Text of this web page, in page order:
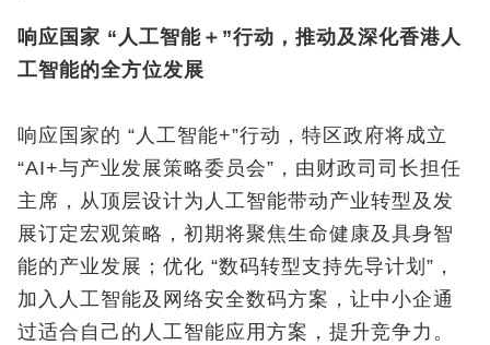
响应国家 “ 人工智能＋ ”行动，推动及深化香港人
工智能的全方位发展
响应国家的 “人工智能+”行动，特区政府将成立
“AI+与产业发展策略委员会”，由财政司司长担任
主席，从顶层设计为人工智能带动产业转型及发
展订定宏观策略，初期将聚焦生命健康及具身智
能的产业发展；优化 “数码转型支持先导计划”，
加入人工智能及网络安全数码方案，让中小企通
过适合自己的人工智能应用方案，提升竞争力。